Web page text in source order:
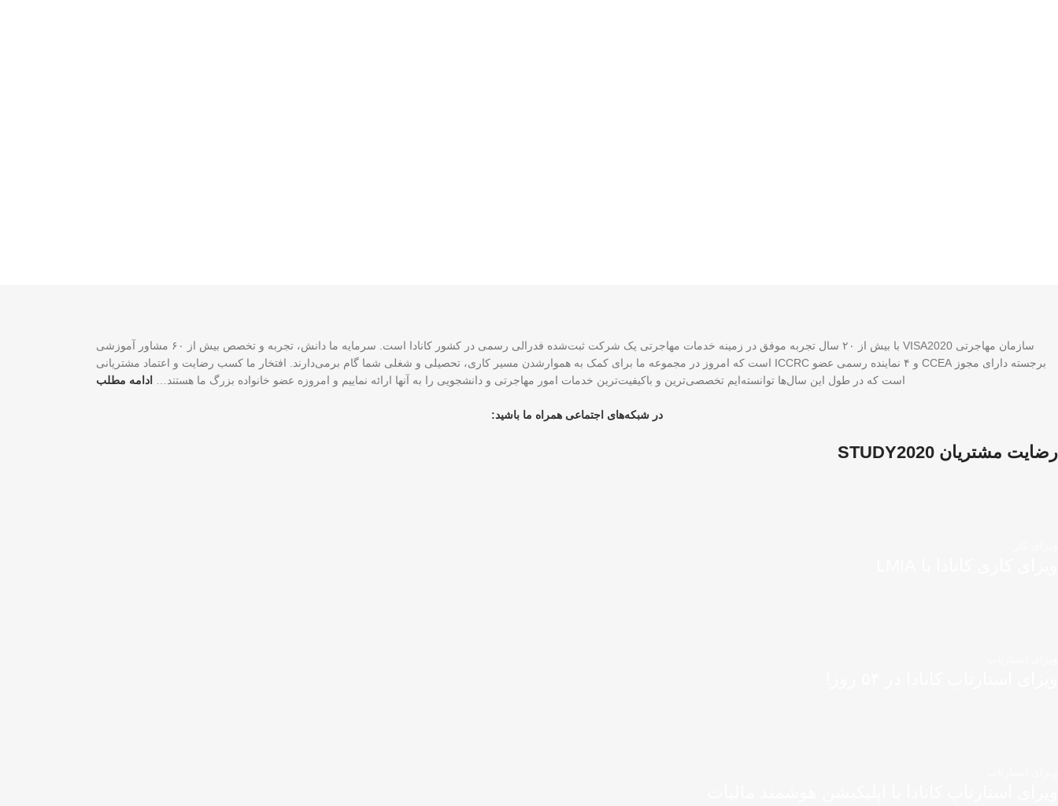
سازمان مهاجرتی VISA2020 با بیش از ۲۰ سال تجربه موفق در زمینه خدمات مهاجرتی یک شرکت ثبت‌شده فدرالی رسمی در کشور کانادا است. سرمایه ما دانش، تجربه و تخصص بیش از ۶۰ مشاور آموزشی
برجسته دارای مجوز CCEA و ۴ نماینده رسمی عضو ICCRC است که امروز در مجموعه ما برای کمک به هموارشدن مسیر کاری، تحصیلی و شغلی شما گام برمی‌دارند. افتخار ما کسب رضایت و اعتماد مشتریانی
است که در طول این سال‌ها توانسته‌ایم تخصصی‌ترین و باکیفیت‌ترین خدمات امور مهاجرتی و دانشجویی را به آنها ارائه نماییم و امروزه عضو خانواده بزرگ ما هستند…
ادامه مطلب
در شبکه‌های اجتماعی همراه ما باشید:
رضایت مشتریان STUDY2020